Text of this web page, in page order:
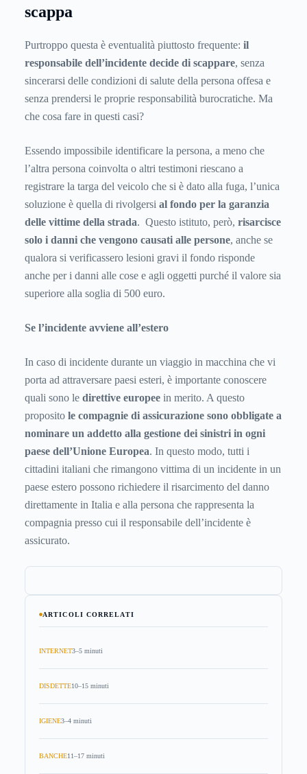
scappa
Purtroppo questa è eventualità piuttosto frequente: il
responsabile dell’incidente decide di scappare, senza
sincerarsi delle condizioni di salute della persona offesa e
senza prendersi le proprie responsabilità burocratiche. Ma
che cosa fare in questi casi?
Essendo impossibile identificare la persona, a meno che
l’altra persona coinvolta o altri testimoni riescano a
registrare la targa del veicolo che si è dato alla fuga, l’unica
soluzione è quella di rivolgersi al fondo per la garanzia
delle vittime della strada. Questo istituto, però, risarcisce
solo i danni che vengono causati alle persone, anche se
qualora si verificassero lesioni gravi il fondo risponde
anche per i danni alle cose e agli oggetti purché il valore sia
superiore alla soglia di 500 euro.
Se l’incidente avviene all’estero
In caso di incidente durante un viaggio in macchina che vi
porta ad attraversare paesi esteri, è importante conoscere
quali sono le direttive europee in merito. A questo
proposito le compagnie di assicurazione sono obbligate a
nominare un addetto alla gestione dei sinistri in ogni
paese dell’Unione Europea. In questo modo, tutti i
cittadini italiani che rimangono vittima di un incidente in un
paese estero possono richiedere il risarcimento del danno
direttamente in Italia e alla persona che rappresenta la
compagnia presso cui il responsabile dell’incidente è
assicurato.
ARTICOLI CORRELATI
INTERNET3–5 minuti
DISDETTE10–15 minuti
IGIENE3–4 minuti
BANCHE11–17 minuti